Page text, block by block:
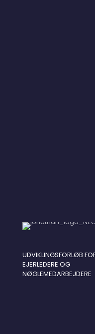
UDVIKLINGSFORLØB
EJERLEDERE OG
NØGLEMEDARBEJDERE